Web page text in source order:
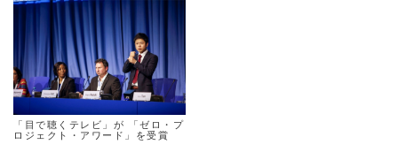
「目で聴くテレビ」が 「ゼロ・プ
ロジェクト・アワード」を受賞